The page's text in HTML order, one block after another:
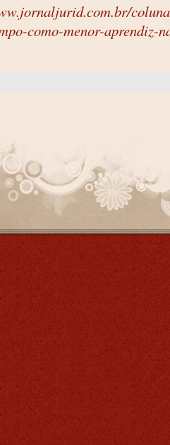
como-menor-aprendiz-